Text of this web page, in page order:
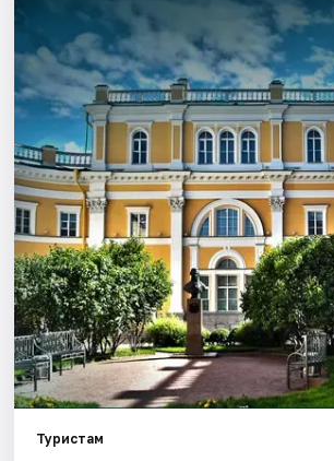
Города
Площадки
Артисты
Рейтинги
Туристам